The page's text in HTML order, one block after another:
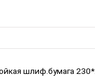
шлиф.бумага